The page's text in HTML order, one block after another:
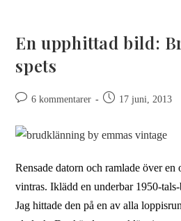
En upphittad bild:
spets
6 kommentarer 17 juni, 2013
Rensade datorn och ramlade över
vintras. Iklädd en underbar 1950-
Jag hittade den på en av alla